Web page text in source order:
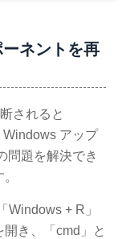
ネントを再
されると
アップ
問題を解決でき
Windows + R」
き、「cmd」と